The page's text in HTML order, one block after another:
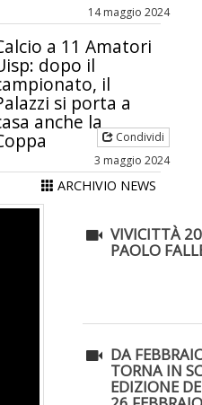
14 maggio 2024
a 11 Amatori
dopo il
il
si porta a
anche la
Condividi
3 maggio 2024
ARCHIVIO NEWS
VIVICITTÀ
PAOLO
DA
TORNA IN
EDIZIONE